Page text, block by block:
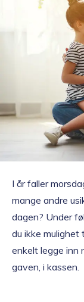
Sommer ☀️
Topp 10
Inspirasjon
Gavetips
I år faller
mange andre
dagen? Under
du ikke mulighet
enkelt legge inn
gaven, i kassen.